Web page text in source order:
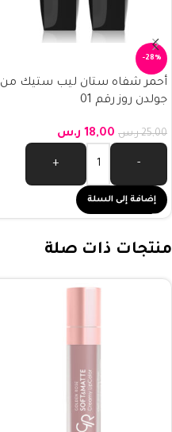
-28%
أحمر شفاه ستان ليب ستيك من
جولدن روز رقم 01
25,00 ر.س 18,00 ر.س
-
+
إضافة إلى السلة
منتجات ذات صلة